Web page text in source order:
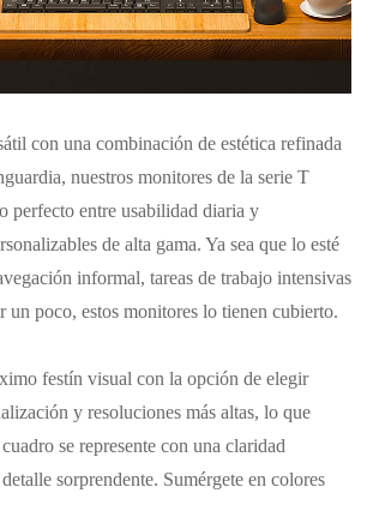
con una combinación de estética refinada
nuestros monitores de la serie T
perfecto entre usabilidad diaria y
de alta gama. Ya sea que lo esté
informal, tareas de trabajo intensivas
un poco, estos monitores lo tienen cubierto.
festín visual con la opción de elegir
y resoluciones más altas, lo que
se represente con una claridad
sorprendente. Sumérgete en colores